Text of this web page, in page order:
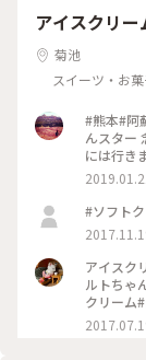
#昭和#レ
粉です
や素麺も
ンです
は炬燵
よ🍂 #阿蘇#ドライブ#甘味処#軽食#自然#湧水#ふるカフェ#明
訪#甘い
アイスクリ
菊池
スイーツ・お
#熊本#阿
んスター
には行き
したアイ
が出来ます
#ソフト
アイスク
ルトちゃ
クリーム